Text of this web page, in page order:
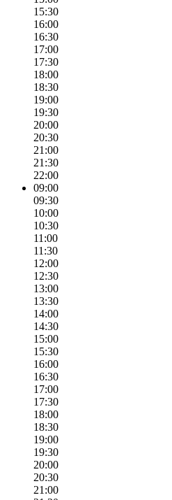
15:30
16:00
16:30
17:00
17:30
18:00
18:30
19:00
19:30
20:00
20:30
21:00
21:30
22:00
09:00
09:30
10:00
10:30
11:00
11:30
12:00
12:30
13:00
13:30
14:00
14:30
15:00
15:30
16:00
16:30
17:00
17:30
18:00
18:30
19:00
19:30
20:00
20:30
21:00